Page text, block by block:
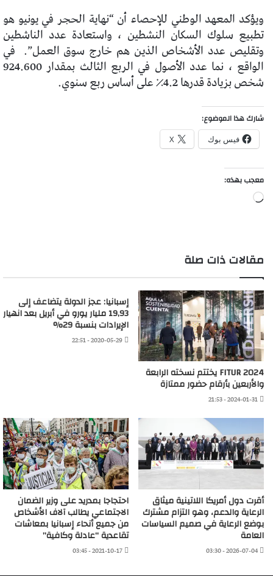
ويؤكد المعهد الوطني للإحصاء أن “نهاية الحجر في يونيو هو
تطبيع سلوك السكان النشطين ، واستعادة عدد الناشطين
وتقليص عدد الأشخاص الذين هم خارج سوق العمل”. في
الواقع ، نما عدد الأصول في الربع الثالث بمقدار 924.600
شخص بزيادة قدرها 4.2٪ على أساس ربع سنوي.
شارك هذا الموضوع:
فيس بوك X
معجب بهذه:
جاري
مقالات ذات صلة
FITUR 2024 يختتم نسخته الرابعة
والأربعين بأرقام حضور ممتازة
2024-01-31 - 21:53
إسبانيا: عجز الدولة يتضاعف إلى
19,93 مليار يورو في أبريل بعد انهيار
الإيرادات بنسبة 29%
2020-05-29 - 22:51
أقرت دول أمريكا اللاتينية ميثاق
الرعاية والدعم، وهو التزام مشترك
بوضع الرعاية في صميم السياسات
العامة
2026-07-04 - 03:30
احتجاجا بمدريد على وزير الضمان
الاجتماعي يطالب آلاف الأشخاص
من جميع أنحاء إسبانيا بمعاشات
تقاعدية “عادلة وكافية”
2021-10-17 - 03:45